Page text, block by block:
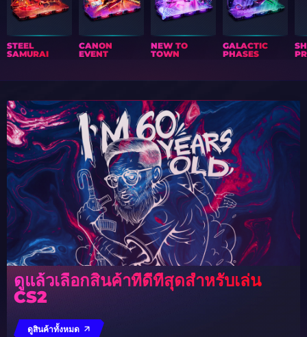
STEEL
SAMURAI
CANON
EVENT
NEW TO
TOWN
GALACTIC
PHASES
ดูแล้วเลือกสินค้าที่ดีที่สุดสำหรับเล่น
CS2
ดูสินค้าทั้งหมด